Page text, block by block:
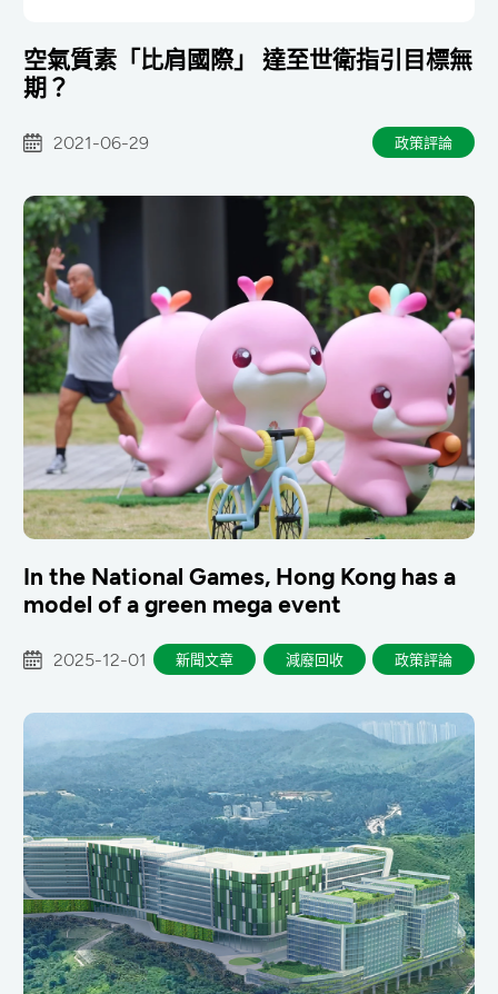
空氣質素「比肩國際」 達至世衛指引目標無
期？
2021-06-29 政策評論
In the National Games, Hong Kong has a
model of a green mega event
2025-12-01 新聞文章 減廢回收 政策評論